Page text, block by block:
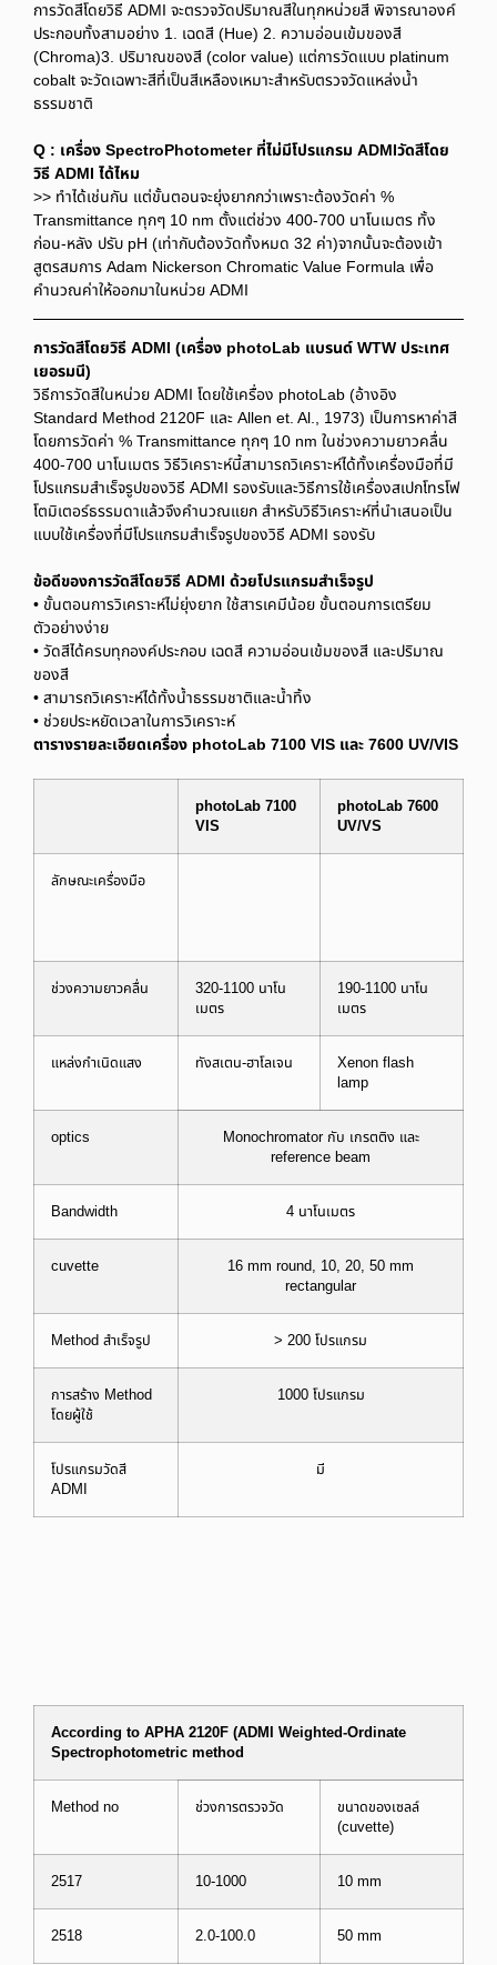
การวัดสีโดยวิธี ADMI จะตรวจวัดปริมาณสีในทุกหน่วยสี พิจารณาองค์
ประกอบทั้งสามอย่าง 1. เฉดสี (Hue) 2. ความอ่อนเข้มของสี
(Chroma)3. ปริมาณของสี (color value) แต่การวัดแบบ platinum
cobalt จะวัดเฉพาะสีที่เป็นสีเหลืองเหมาะสำหรับตรวจวัดแหล่งน้ำ
ธรรมชาติ
Q : เครื่อง SpectroPhotometer ที่ไม่มีโปรแกรม ADMIวัดสีโดย
วิธี ADMI ได้ไหม
>> ทำได้เช่นกัน แต่ขั้นตอนจะยุ่งยากกว่าเพราะต้องวัดค่า %
Transmittance ทุกๆ 10 nm ตั้งแต่ช่วง 400-700 นาโนเมตร ทั้ง
ก่อน-หลัง ปรับ pH (เท่ากับต้องวัดทั้งหมด 32 ค่า)จากนั้นจะต้องเข้า
สูตรสมการ Adam Nickerson Chromatic Value Formula เพื่อ
คำนวณค่าให้ออกมาในหน่วย ADMI
การวัดสีโดยวิธี ADMI (เครื่อง photoLab แบรนด์ WTW ประเทศ
เยอรมนี)
วิธีการวัดสีในหน่วย ADMI โดยใช้เครื่อง photoLab (อ้างอิง
Standard Method 2120F และ Allen et. Al., 1973) เป็นการหาค่าสี
โดยการวัดค่า % Transmittance ทุกๆ 10 nm ในช่วงความยาวคลื่น
400-700 นาโนเมตร วิธีวิเคราะห์นี้สามารถวิเคราะห์ได้ทั้งเครื่องมือที่มี
โปรแกรมสําเร็จรูปของวิธี ADMI รองรับและวิธีการใช้เครื่องสเปกโทรโฟ
โตมิเตอร์ธรรมดาแล้วจึงคํานวณแยก สําหรับวิธีวิเคราะห์ที่นําเสนอเป็น
แบบใช้เครื่องที่มีโปรแกรมสําเร็จรูปของวิธี ADMI รองรับ
ข้อดีของการวัดสีโดยวิธี ADMI ด้วยโปรแกรมสำเร็จรูป
• ขั้นตอนการวิเคราะห์ไม่ยุ่งยาก ใช้สารเคมีน้อย ขั้นตอนการเตรียม
ตัวอย่างง่าย
• วัดสีได้ครบทุกองค์ประกอบ เฉดสี ความอ่อนเข้มของสี และปริมาณ
ของสี
• สามารถวิเคราะห์ได้ทั้งน้ำธรรมชาติและน้ำทิ้ง
• ช่วยประหยัดเวลาในการวิเคราะห์
ตารางรายละเอียดเครื่อง photoLab 7100 VIS และ 7600 UV/VIS
photoLab 7100
VIS
photoLab 7600
UV/VS
ลักษณะเครื่องมือ
ช่วงความยาวคลื่น
320-1100 นาโน
เมตร
190-1100 นาโน
เมตร
แหล่งกำเนิดแสง ทังสเตน-ฮาโลเจน
Xenon flash
lamp
optics
Monochromator กับ เกรตติง และ
reference beam
Bandwidth 4 นาโนเมตร
cuvette
16 mm round, 10, 20, 50 mm
rectangular
Method สำเร็จรูป > 200 โปรแกรม
การสร้าง Method
โดยผู้ใช้
1000 โปรแกรม
โปรแกรมวัดสี
ADMI
มี
According to APHA 2120F (ADMI Weighted-Ordinate
Spectrophotometric method
Method no ช่วงการตรวจวัด
ขนาดของเซลล์
(cuvette)
2517 10-1000 10 mm
2518 2.0-100.0 50 mm